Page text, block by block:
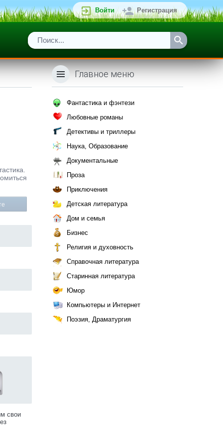
Войти Регистрация
свои
Главное меню
Фантастика и фэнтези
Любовные романы
Детективы и триллеры
Наука, Образование
Документальные
Проза
Приключения
Детская литература
Дом и семья
Бизнес
Религия и духовность
Справочная литература
Старинная литература
Юмор
Компьютеры и Интернет
Поэзия, Драматургия